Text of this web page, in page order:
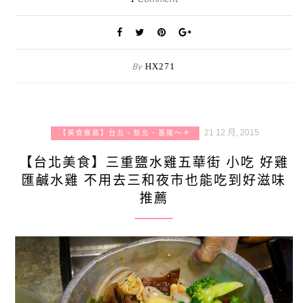
By HX271
【美食推薦】台北、新北、基隆～＊ 21 12 月, 2015
【台北美食】三重鹽水雞五華街 小吃 好雞
匯鹹水雞 不用去三和夜市也能吃到好滋味
推薦